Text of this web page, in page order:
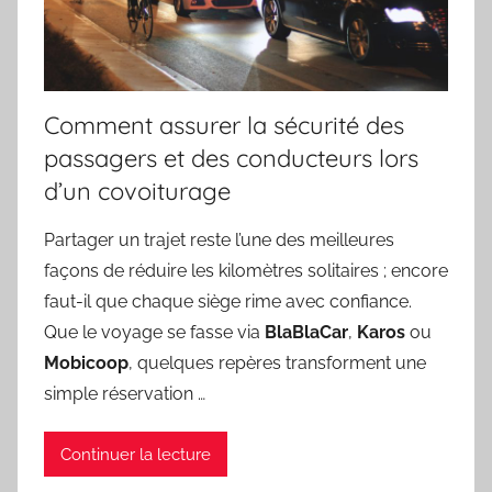
Comment assurer la sécurité des
passagers et des conducteurs lors
d’un covoiturage
Partager un trajet reste l’une des meilleures
façons de réduire les kilomètres solitaires ; encore
faut-il que chaque siège rime avec confiance.
Que le voyage se fasse via BlaBlaCar, Karos ou
Mobicoop, quelques repères transforment une
simple réservation …
Continuer la lecture